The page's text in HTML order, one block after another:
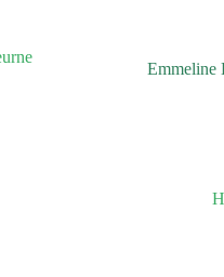
Emmeline